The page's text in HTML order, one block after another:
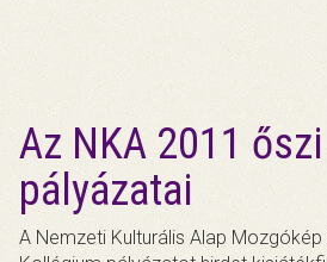
Az NKA 2011 őszi
pályázatai
A Nemzeti Kulturális Alap